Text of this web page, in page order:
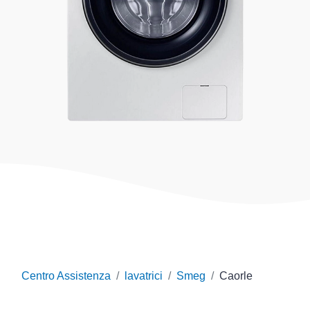
Centro Assistenza lavatrici Smeg Caorle